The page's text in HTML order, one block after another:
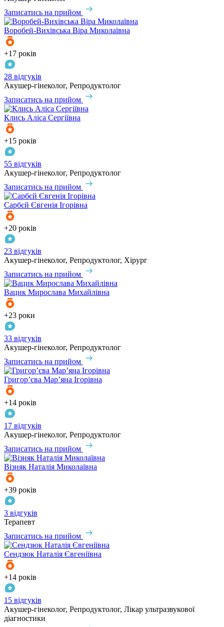
Записатись на прийом
Воробей-Вихівська Віра Миколаївна
+17 років
28 відгуків
Акушер-гінеколог, Репродуктолог
Записатись на прийом
Клись Аліса Сергіївна
+15 років
55 відгуків
Акушер-гінеколог, Репродуктолог
Записатись на прийом
Сарбєй Євгенія Ігорівна
+20 років
23 відгуків
Акушер-гінеколог, Репродуктолог, Хірург
Записатись на прийом
Вацик Мирослава Михайлівна
+23 роки
33 відгуків
Акушер-гінеколог, Репродуктолог
Записатись на прийом
Григор’єва Мар’яна Ігорівна
+14 років
17 відгуків
Акушер-гінеколог, Репродуктолог
Записатись на прийом
Візняк Наталія Миколаївна
+39 років
3 відгуків
Терапевт
Записатись на прийом
Сендзюк Наталія Євгеніївна
+14 років
15 відгуків
Акушер-гінеколог, Репродуктолог, Лікар ультразвукової
діагностики